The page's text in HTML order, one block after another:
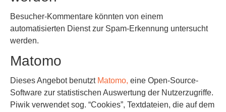
Besucher-Kommentare könnten von einem
automatisierten Dienst zur Spam-Erkennung untersucht
werden.
Matomo
Dieses Angebot benutzt Matomo, eine Open-Source-
Software zur statistischen Auswertung der Nutzerzugriffe.
Piwik verwendet sog. “Cookies”, Textdateien, die auf dem